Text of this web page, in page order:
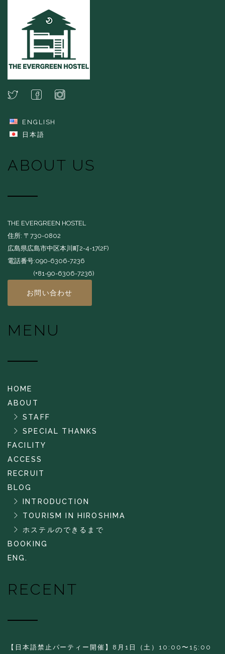
ENGLISH
日本語
ABOUT US
THE EVERGREEN HOSTEL
住所: 〒730-0802
広島県広島市中区本川町2-4-17(2F)
電話番号:090-6306-7236
(+81-90-6306-7236)
お問い合わせ
MENU
HOME
ABOUT
STAFF
SPECIAL THANKS
FACILITY
ACCESS
RECRUIT
BLOG
INTRODUCTION
TOURISM IN HIROSHIMA
ホステルのできるまで
BOOKING
ENG.
RECENT
【日本語禁止パーティー開催】8月1日（土）10:00〜15:00